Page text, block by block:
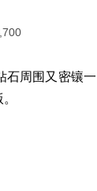
石周围又密镶一